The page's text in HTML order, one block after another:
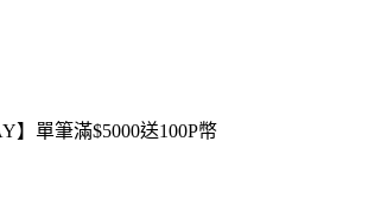
】單筆滿$5000送100P幣